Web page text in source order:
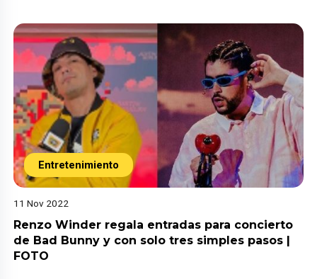
Entretenimiento
11 Nov 2022
Renzo Winder regala entradas para concierto
de Bad Bunny y con solo tres simples pasos |
FOTO